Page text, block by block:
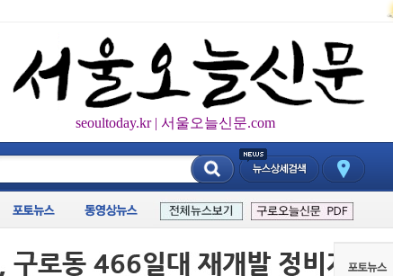
seoultoday.kr | 서울오늘신문.com